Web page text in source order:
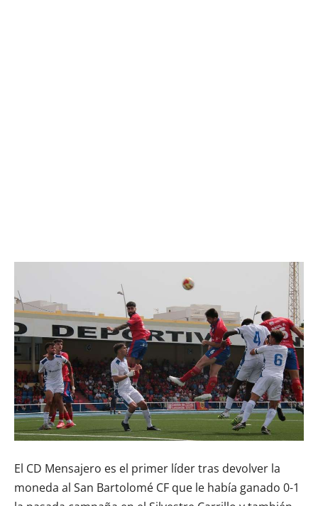
El CD Mensajero es el primer líder tras devolver la
moneda al San Bartolomé CF que le había ganado 0-1